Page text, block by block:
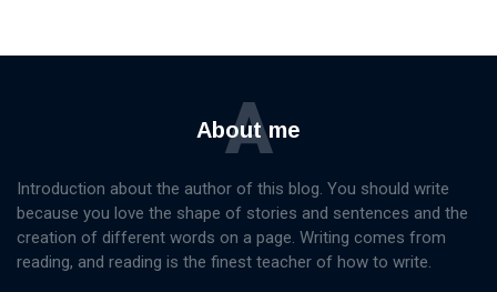
About me
A
Introduction about the author of this blog. You should write
because you love the shape of stories and sentences and the
creation of different words on a page. Writing comes from
reading, and reading is the finest teacher of how to write.